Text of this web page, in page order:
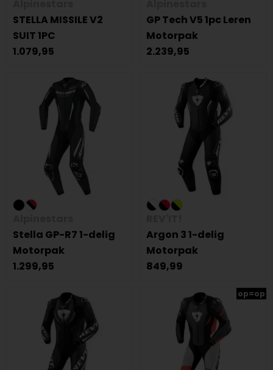
STELLA MISSILE V2
SUIT 1PC
1.079,95
GP Tech V5 1pc Leren
Motorpak
2.239,95
Stella GP-R7 1-delig
Motorpak
1.299,95
Argon 3 1-delig
Motorpak
849,99
op=op